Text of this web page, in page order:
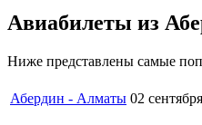
Авиабилеты из
Ниже представлены самые
Абердин - Алматы 02